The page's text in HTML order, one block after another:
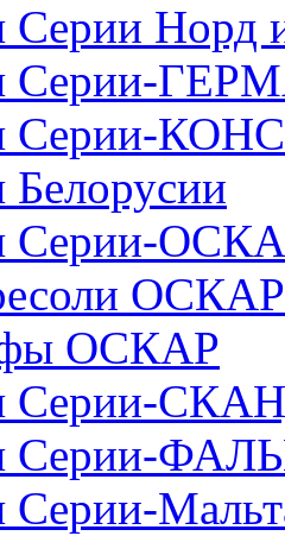
Серии
Серии-
Серии-
Серии-
ОСКАР
ОСКАР
Серии-
Серии-